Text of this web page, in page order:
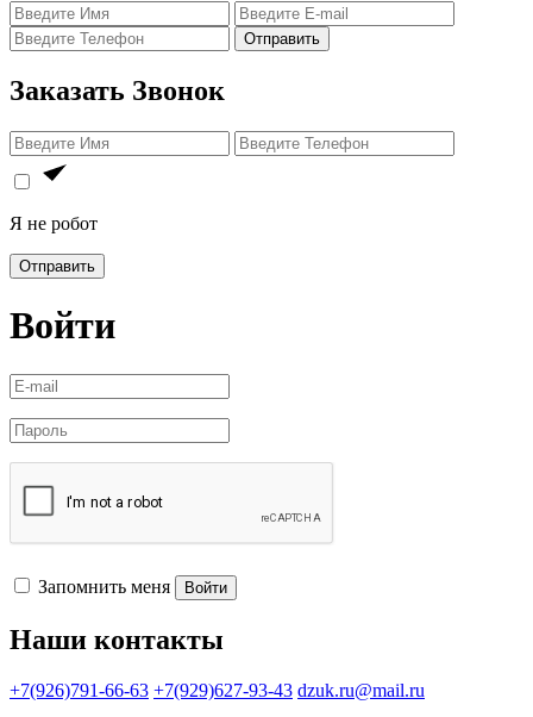
Отправить
Заказать Звонок
Я не робот
Отправить
Войти
Запомнить меня Войти
Наши контакты
+7(926)791-66-63 +7(929)627-93-43 dzuk.ru@mail.ru